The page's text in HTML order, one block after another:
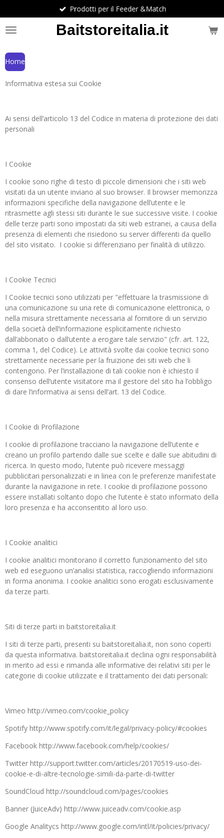
al
contenuto
Baitstoreitalia.it
Prodotti per il Feeder &Match
Home
Informativa estesa sui Cookie
Ai sensi dell’articolo 13 del Codice in materia di protezione dei dati
personali
I Cookie
I cookie sono righe di testo di piccole dimensioni che i siti web
visitati da un utente inviano al suo browser. Il browser memorizza
informazioni specifiche della navigazione dell’utente e le
ritrasmette agli stessi siti durante le sue successive visite. I cookie
delle terze parti sono impostati da siti web estranei, a causa della
presenza di elementi che risiedono su server differenti da quello
del sito visitato. I cookie si differenziano per finalità di utilizzo.
I Cookie Tecnici
I Cookie tecnici sono utilizzati per "effettuare la trasmissione di
una comunicazione su una rete di comunicazione elettronica, o
nella misura strettamente necessaria al fornitore di un servizio
della società dell’informazione esplicitamente richiesto
dall’abbonato o dall’utente a erogare tale servizio" (cfr. art. 122,
comma 1, del Codice). Le attività svolte dai cookie tecnici sono
strettamente necessarie per la fruizione dei siti web che li
contengono. Per l’installazione di tali cookie non è ichiesto il
consenso dell’utente visitatore ma il gestore del sito ha l’obbligo
di dare l’informativa ai sensi dell’art. 13 del Codice.
I Cookie di Profilazione
I cookie di profilazione tracciano la navigazione dell’utente e
creano un profilo partendo dalle sue scelte e dalle sue abitudini di
ricerca. In questo modo, l’utente può ricevere messaggi
pubblicitari personalizzati e in linea con le preferenze manifestate
durante la navigazione in rete. I cookie di profilazione possono
essere installati soltanto dopo che l’utente è stato informato della
loro presenza e ha acconsentito al loro uso.
I Cookie analitici
I cookie analitici monitorano il corretto funzionamento del sito
web ed eseguono un’analisi statistica, raccogliendo informazioni
in forma anonima. I cookie analitici sono erogati esclusivamente
da terze parti.
Siti di terze parti in baitstoreitalia.it
I siti di terze parti, presenti su baitstoreitalia.it, non sono coperti
da questa informativa. baitstoreitalia.it declina ogni responsabilità
in merito ad essi e rimanda alle informative dei relativi siti per le
categorie di cookie utilizzate e il trattamento dei dati personali:
Vimeo http://vimeo.com/cookie_policy
Spotify http://www.spotify.com/it/legal/privacy-policy/#cookies
Facebook http://www.facebook.com/help/cookies/
Twitter http://support.twitter.com/articles/20170519-uso-dei-
cookie-e-di-altre-tecnologie-simili-da-parte-di-twitter
SoundCloud http://soundcloud.com/pages/cookies
Banner (JuiceAdv) http://www.juiceadv.com/cookie.asp
Google Analitycs http://www.google.com/intl/it/policies/privacy/